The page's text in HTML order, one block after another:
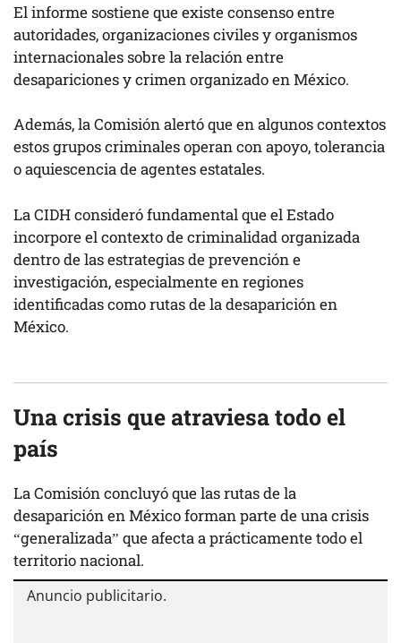
El informe sostiene que existe consenso entre
autoridades, organizaciones civiles y organismos
internacionales sobre la relación entre
desapariciones y crimen organizado en México.
Además, la Comisión alertó que en algunos contextos
estos grupos criminales operan con apoyo, tolerancia
o aquiescencia de agentes estatales.
La CIDH consideró fundamental que el Estado
incorpore el contexto de criminalidad organizada
dentro de las estrategias de prevención e
investigación, especialmente en regiones
identificadas como rutas de la desaparición en
México.
Una crisis que atraviesa todo el
país
La Comisión concluyó que las rutas de la
desaparición en México forman parte de una crisis
“generalizada” que afecta a prácticamente todo el
territorio nacional.